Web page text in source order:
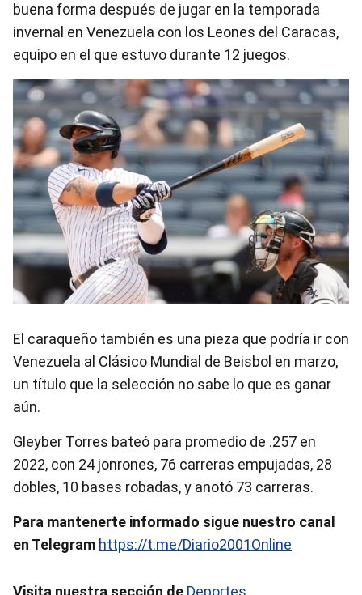
buena forma después de jugar en la temporada
invernal en Venezuela con los Leones del Caracas,
equipo en el que estuvo durante 12 juegos.
El caraqueño también es una pieza que podría ir con
Venezuela al Clásico Mundial de Beisbol en marzo,
un título que la selección no sabe lo que es ganar
aún.
Gleyber Torres bateó para promedio de .257 en
2022, con 24 jonrones, 76 carreras empujadas, 28
dobles, 10 bases robadas, y anotó 73 carreras.
Para mantenerte informado sigue nuestro canal
en Telegram https://t.me/Diario2001Online
Visita nuestra sección de Deportes